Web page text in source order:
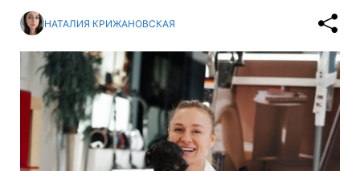
НАТАЛИЯ КРИЖАНОВСКАЯ